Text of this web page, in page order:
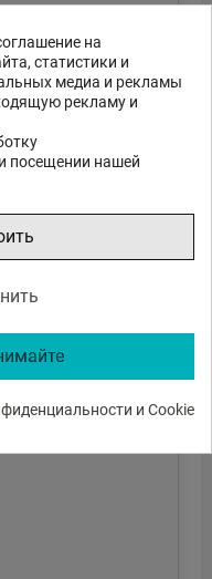
на
статистики и
медиа и рекламы
рекламу и
посещении нашей
и Cookie